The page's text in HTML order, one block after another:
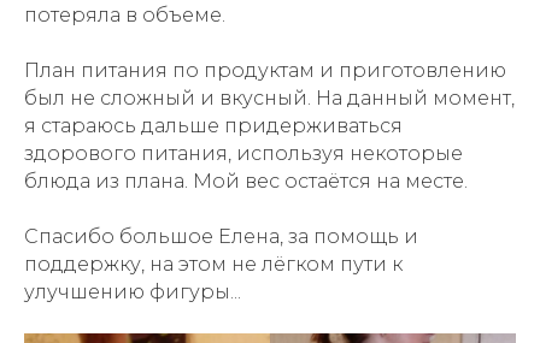
потеряла в объеме.
План питания по продуктам и приготовлению
был не сложный и вкусный. На данный момент,
я стараюсь дальше придерживаться
здорового питания, используя некоторые
блюда из плана. Мой вес остаётся на месте.
Спасибо большое Елена, за помощь и
поддержку, на этом не лёгком пути к
улучшению фигуры...